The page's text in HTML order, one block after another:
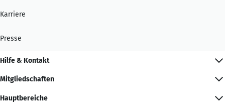
Karriere
Presse
Hilfe & Kontakt
Mitgliedschaften
Hauptbereiche